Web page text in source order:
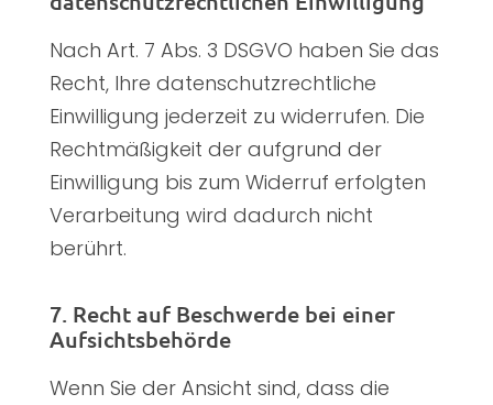
Nach Art. 7 Abs. 3 DSGVO haben Sie das
Recht, Ihre datenschutzrechtliche
Einwilligung jederzeit zu widerrufen. Die
Rechtmäßigkeit der aufgrund der
Einwilligung bis zum Widerruf erfolgten
Verarbeitung wird dadurch nicht
berührt.
7. Recht auf Beschwerde bei einer
Aufsichtsbehörde
Wenn Sie der Ansicht sind, dass die